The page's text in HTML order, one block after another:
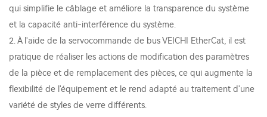
qui simplifie le câblage et améliore la transparence du système
et la capacité anti-interférence du système.
2. À l'aide de la servocommande de bus VEICHI EtherCat, il est
pratique de réaliser les actions de modification des paramètres
de la pièce et de remplacement des pièces, ce qui augmente la
flexibilité de l'équipement et le rend adapté au traitement d'une
variété de styles de verre différents.